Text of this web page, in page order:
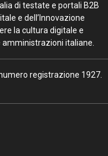
di testate e portali B2B
e dell’Innovazione
la cultura digitale e
italiane.
registrazione 1927.